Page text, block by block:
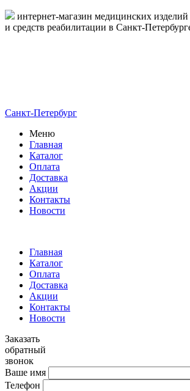
интернет-магазин медицинских изделий
и средств реабилитации в Санкт-
Санкт-Петербург
Меню
Главная
Каталог
Оплата
Доставка
Акции
Контакты
Новости
Главная
Каталог
Оплата
Доставка
Акции
Контакты
Новости
Заказать
обратный
звонок
Ваше имя
Телефон